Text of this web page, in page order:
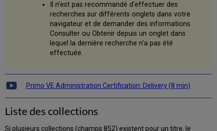
demande
sortante
des
informations
les
Il n'est pas recommandé d'effectuer des
recherches sur différents onglets dans votre
navigateur et de demander des informations
Consulter ou Obtenir depuis un onglet dans
lequel la dernière recherche n'a pas été
effectuée.
Primo VE Administration Certification: Delivery (8 min)
Liste des collections
Si plusieurs collections (champs 852) existent pour un titre, le